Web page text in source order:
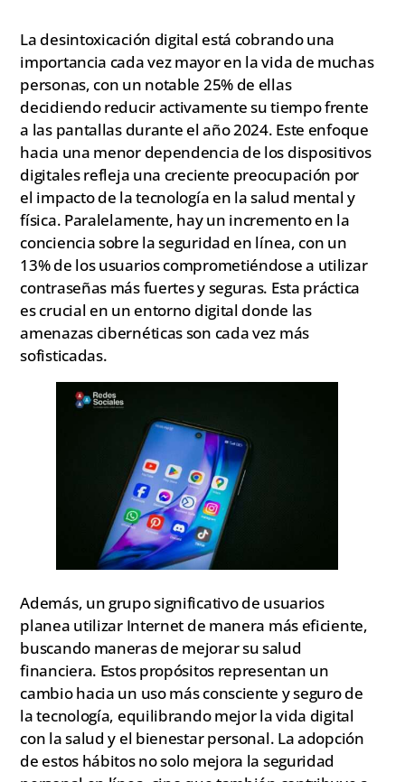
La desintoxicación digital está cobrando una
importancia cada vez mayor en la vida de muchas
personas, con un notable 25% de ellas
decidiendo reducir activamente su tiempo frente
a las pantallas durante el año 2024. Este enfoque
hacia una menor dependencia de los dispositivos
digitales refleja una creciente preocupación por
el impacto de la tecnología en la salud mental y
física. Paralelamente, hay un incremento en la
conciencia sobre la seguridad en línea, con un
13% de los usuarios comprometiéndose a utilizar
contraseñas más fuertes y seguras. Esta práctica
es crucial en un entorno digital donde las
amenazas cibernéticas son cada vez más
sofisticadas.
Además, un grupo significativo de usuarios
planea utilizar Internet de manera más eficiente,
buscando maneras de mejorar su salud
financiera. Estos propósitos representan un
cambio hacia un uso más consciente y seguro de
la tecnología, equilibrando mejor la vida digital
con la salud y el bienestar personal. La adopción
de estos hábitos no solo mejora la seguridad